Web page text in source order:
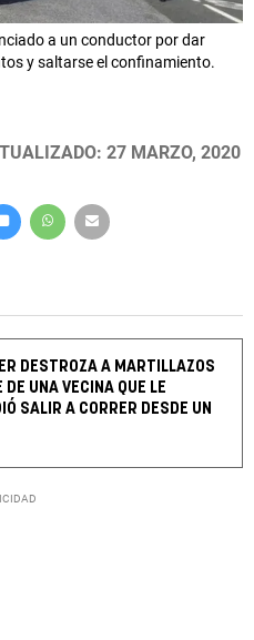
a un conductor por dar
y saltarse el confinamiento.
27 MARZO, 2020
DESTROZA A MARTILLAZOS
DE UNA VECINA QUE LE
SALIR A CORRER DESDE UN